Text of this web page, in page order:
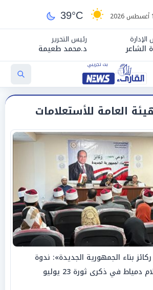
39°C
الشاعر
رئيس التحرير
د.محمد طعيمة
العامة للأستعلامات
بناء الجمهورية الجديدة»: ندوة
تثقيفية بمجمع إعلام دمياط في ذكرى ثورة 23 يوليو